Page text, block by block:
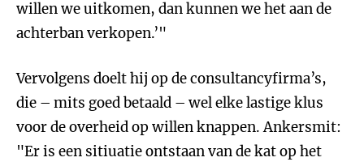
willen we uitkomen, dan kunnen we het aan de
achterban verkopen.’"
Vervolgens doelt hij op de consultancyfirma’s,
die – mits goed betaald – wel elke lastige klus
voor de overheid op willen knappen. Ankersmit:
"Er is een sitiuatie ontstaan van de kat op het